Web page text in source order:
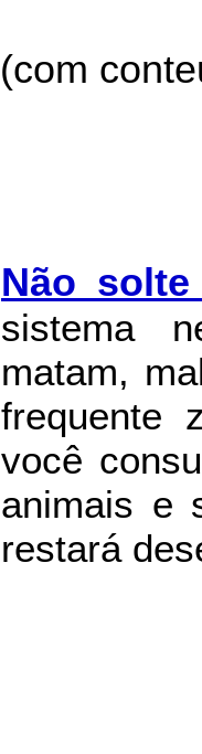
(com
Não
sistema
matam,
frequente
você
animais e
restará